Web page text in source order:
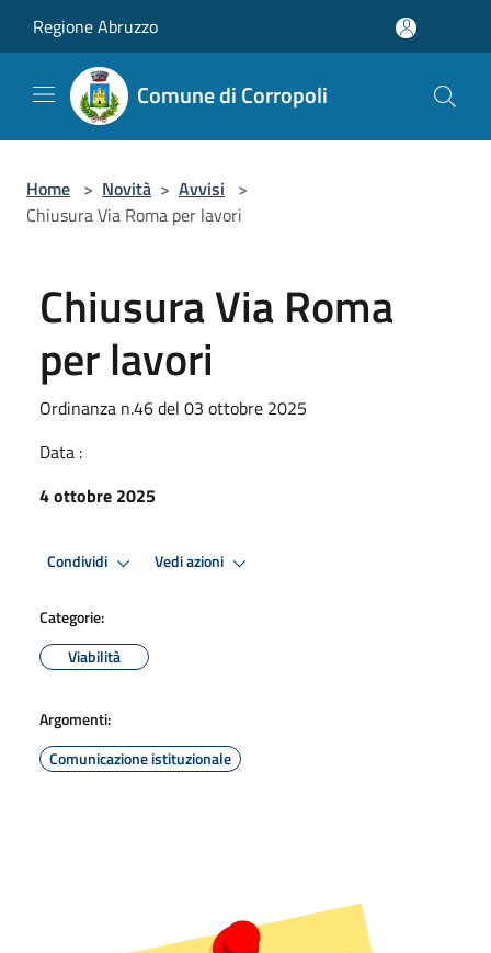
Regione Abruzzo
Comune di Corropoli
Home > Novità > Avvisi >
Chiusura Via Roma per lavori
Chiusura Via Roma
per lavori
Ordinanza n.46 del 03 ottobre 2025
Data :
4 ottobre 2025
Condividi Vedi azioni
Categorie:
Viabilità
Argomenti:
Comunicazione istituzionale